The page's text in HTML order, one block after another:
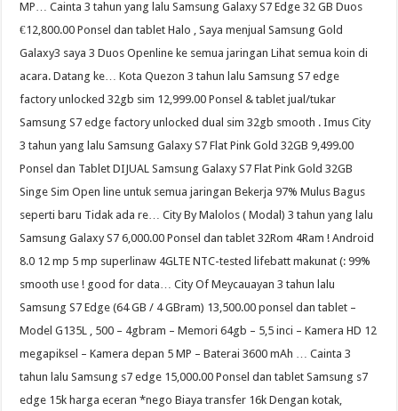
MP… Cainta 3 tahun yang lalu Samsung Galaxy S7 Edge 32 GB Duos
€12,800.00 Ponsel dan tablet Halo , Saya menjual Samsung Gold
Galaxy3 saya 3 Duos Openline ke semua jaringan Lihat semua koin di
acara. Datang ke… Kota Quezon 3 tahun lalu Samsung S7 edge
factory unlocked 32gb sim 12,999.00 Ponsel & tablet jual/tukar
Samsung S7 edge factory unlocked dual sim 32gb smooth . Imus City
3 tahun yang lalu Samsung Galaxy S7 Flat Pink Gold 32GB 9,499.00
Ponsel dan Tablet DIJUAL Samsung Galaxy S7 Flat Pink Gold 32GB
Singe Sim Open line untuk semua jaringan Bekerja 97% Mulus Bagus
seperti baru Tidak ada re… City By Malolos ( Modal) 3 tahun yang lalu
Samsung Galaxy S7 6,000.00 Ponsel dan tablet 32Rom 4Ram ! Android
8.0 12 mp 5 mp superlinaw 4GLTE NTC-tested lifebatt makunat (: 99%
smooth use ! good for data… City Of Meycauayan 3 tahun lalu
Samsung S7 Edge (64 GB / 4 GBram) 13,500.00 ponsel dan tablet –
Model G135L , 500 – 4gbram – Memori 64gb – 5,5 inci – Kamera HD 12
megapiksel – Kamera depan 5 MP – Baterai 3600 mAh … Cainta 3
tahun lalu Samsung s7 edge 15,000.00 Ponsel dan tablet Samsung s7
edge 15k harga eceran *nego Biaya transfer 16k Dengan kotak,